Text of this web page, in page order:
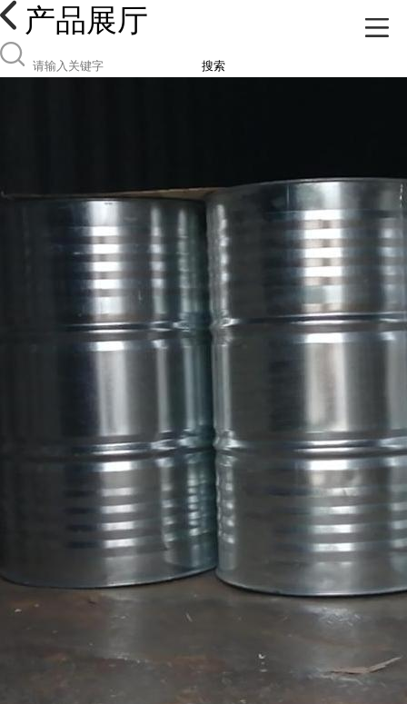
产品展厅
搜索